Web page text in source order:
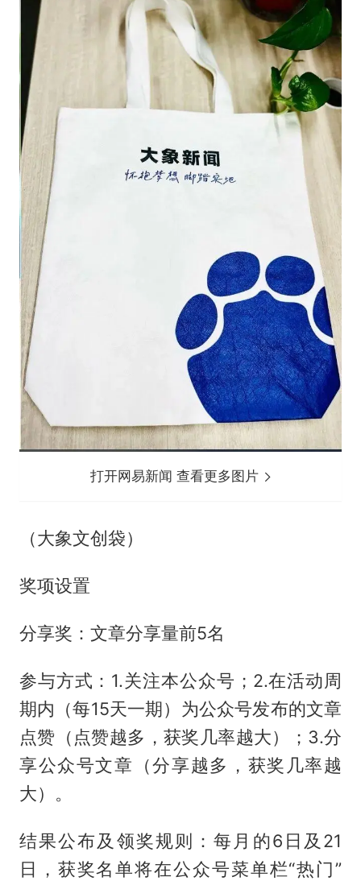
打开网易新闻 查看更多图片
（大象文创袋）
奖项设置
分享奖：文章分享量前5名
参与方式：1.关注本公众号；2.在活动周
期内（每15天一期）为公众号发布的文章
点赞（点赞越多，获奖几率越大）；3.分
享公众号文章（分享越多，获奖几率越
大）。
结果公布及领奖规则：每月的6日及21
日，获奖名单将在公众号菜单栏“热门”